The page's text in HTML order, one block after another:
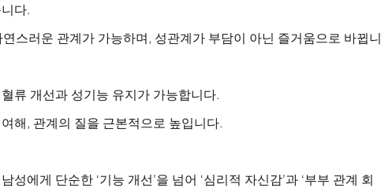
다.
연스러운 관계가 가능하며, 성관계가 부담이 아닌 즐거움으로 바뀝니
류 개선과 성기능 유지가 가능합니다.
해, 관계의 질을 근본적으로 높입니다.
에게 단순한 ‘기능 개선’을 넘어 ‘심리적 자신감’과 ‘부부 관계 회